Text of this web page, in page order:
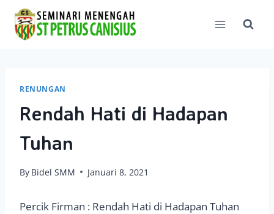
content
RENUNGAN
Rendah Hati di Hadapan
Tuhan
By Bidel SMM Januari 8, 2021
Percik Firman : Rendah Hati di Hadapan Tuhan